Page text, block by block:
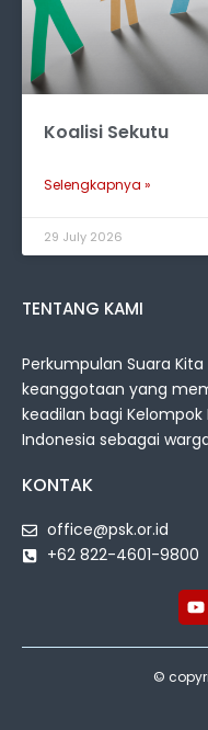
Koalisi Sekutu
Selengkapnya »
29 July 2026
TENTANG KAMI
Perkumpulan Suara
keanggotaan yang
keadilan bagi
Indonesia sebagai
KONTAK
office@psk.or.id
+62 822-4601-9800
©